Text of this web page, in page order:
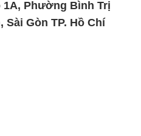
1A, Phường Bình Trị
Gòn TP. Hồ Chí